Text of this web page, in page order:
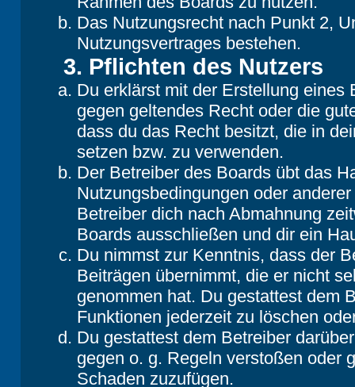
Das Nutzungsrecht nach Punkt 2,
Nutzungsvertrages bestehen.
3. Pflichten des Nutzers
Du erklärst mit der Erstellung eines
gegen geltendes Recht oder die
dass du das Recht besitzt, die in
setzen bzw. zu verwenden.
Der Betreiber des Boards übt das
Nutzungsbedingungen oder
Betreiber dich nach Abmahnung
Boards ausschließen und dir ein
Du nimmst zur Kenntnis, dass der
Beiträgen übernimmt, die er nicht
genommen hat. Du gestattest dem
Funktionen jederzeit zu löschen
Du gestattest dem Betreiber
gegen o. g. Regeln verstoßen oder
Schaden zuzufügen.